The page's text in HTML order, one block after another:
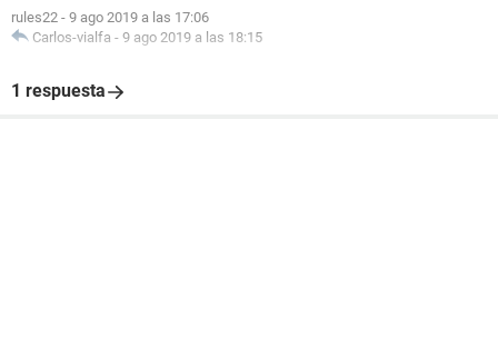
rules22 - 9 ago 2019 a las 17:06
Carlos-vialfa - 9 ago 2019 a las 18:15
1 respuesta